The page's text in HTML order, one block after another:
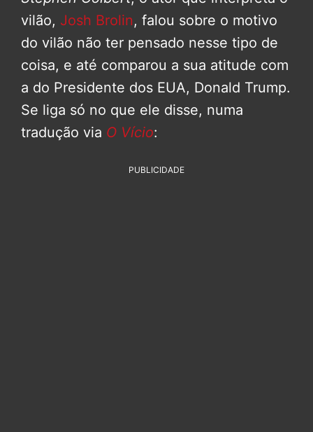
vilão, Josh Brolin, falou sobre o motivo
do vilão não ter pensado nesse tipo de
coisa, e até comparou a sua atitude com
a do Presidente dos EUA, Donald Trump.
Se liga só no que ele disse, numa
tradução via O Vício:
PUBLICIDADE